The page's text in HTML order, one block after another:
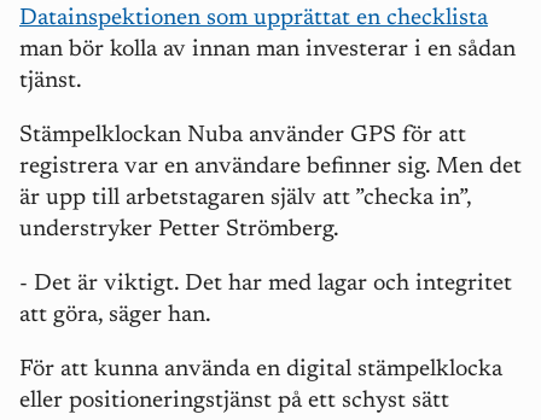
Datainspektionen som upprättat en checklista
man bör kolla av innan man investerar i en sådan
tjänst.
Stämpelklockan Nuba använder GPS för att
registrera var en användare befinner sig. Men det
är upp till arbetstagaren själv att ”checka in”,
understryker Petter Strömberg.
- Det är viktigt. Det har med lagar och integritet
att göra, säger han.
För att kunna använda en digital stämpelklocka
eller positioneringstjänst på ett schyst sätt